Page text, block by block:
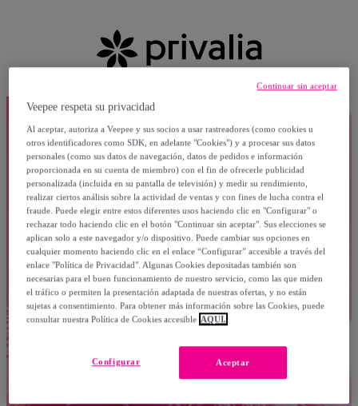
Veepee respeta su privacidad
Al aceptar, autoriza a Veepee y sus socios a usar rastreadores (como cookies u
otros identificadores como SDK, en adelante "Cookies") y a procesar sus datos
personales (como sus datos de navegación, datos de pedidos e información
proporcionada en su cuenta de miembro) con el fin de ofrecerle publicidad
personalizada (incluida en su pantalla de televisión) y medir su rendimiento,
realizar ciertos análisis sobre la actividad de ventas y con fines de lucha contra el
fraude. Puede elegir entre estos diferentes usos haciendo clic en "Configurar" o
rechazar todo haciendo clic en el botón "Continuar sin aceptar". Sus elecciones se
aplican solo a este navegador y/o dispositivo. Puede cambiar sus opciones en
cualquier momento haciendo clic en el enlace “Configurar” accesible a través del
enlace "Política de Privacidad". Algunas Cookies depositadas también son
necesarias para el buen funcionamiento de nuestro servicio, como las que miden
el tráfico o permiten la presentación adaptada de nuestras ofertas, y no están
sujetas a consentimiento. Para obtener más información sobre las Cookies, puede
consultar nuestra Política de Cookies accesible AQUÍ.
Aceptar
Configurar
Continuar sin aceptar